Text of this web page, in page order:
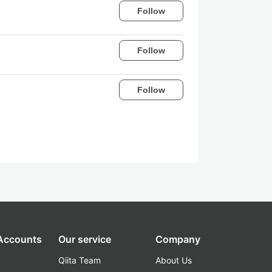
Follow
Follow
Follow
Our service
Qiita Team
Company
About Us